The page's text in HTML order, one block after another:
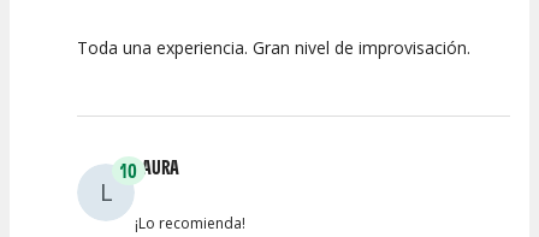
10
Espectáculo
10
Escena
10
artística
Toda una experiencia. Gran nivel de improvisación.
L
10LAURA
¡Lo recomienda!